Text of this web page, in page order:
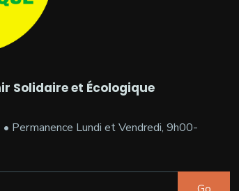
Solidaire et Écologique
• Permanence Lundi et Vendredi, 9h00-